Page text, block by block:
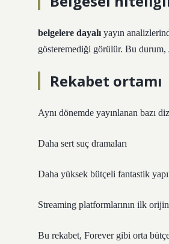
belgelere dayalı yayın
gösteremediği görülür. Bu
Rekabet ortamı
Aynı dönemde yayınlanan bazı
Daha sert suç dramaları
Daha yüksek bütçeli fantastik
Streaming platformlarının ilk
Bu rekabet, Forever gibi orta